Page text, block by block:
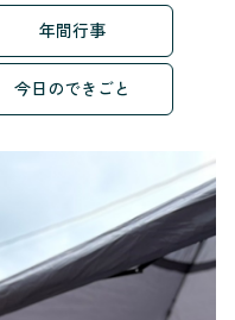
年間行事
今日のできごと